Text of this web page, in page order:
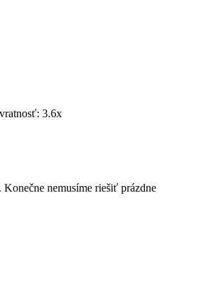
3.6x
nemusíme riešiť prázdne